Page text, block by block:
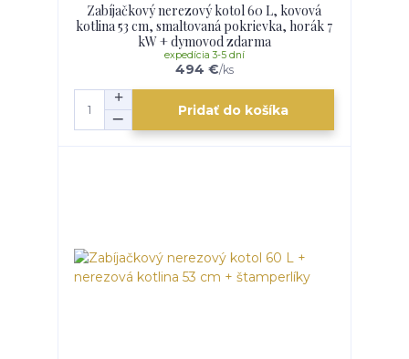
Zabíjačkový nerezový kotol 60 L, kovová
kotlina 53 cm, smaltovaná pokrievka, horák 7
kW + dymovod zdarma
494 €/ks
expedícia 3-5 dní
Pridať do košíka